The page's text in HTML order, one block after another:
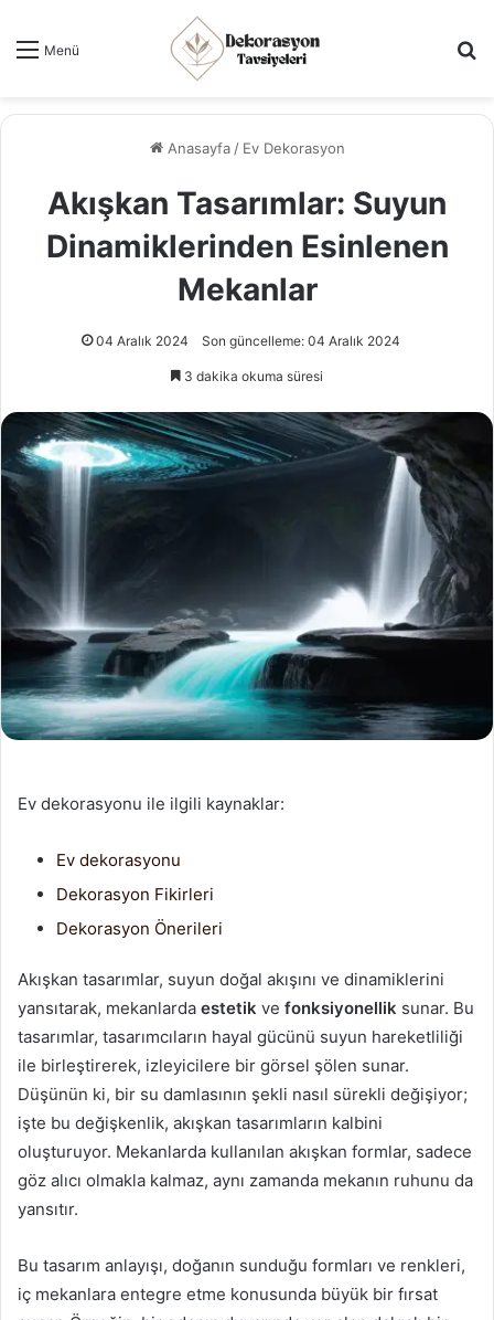
Menü
Anasayfa / Ev Dekorasyon
Akışkan Tasarımlar: Suyun
Dinamiklerinden Esinlenen
Mekanlar
04 Aralık 2024 Son güncelleme: 04 Aralık 2024
3 dakika okuma süresi
Ev dekorasyonu ile ilgili kaynaklar:
Ev dekorasyonu
Dekorasyon Fikirleri
Dekorasyon Önerileri
Akışkan tasarımlar, suyun doğal akışını ve dinamiklerini
yansıtarak, mekanlarda estetik ve fonksiyonellik sunar. Bu
tasarımlar, tasarımcıların hayal gücünü suyun hareketliliği
ile birleştirerek, izleyicilere bir görsel şölen sunar.
Düşünün ki, bir su damlasının şekli nasıl sürekli değişiyor;
işte bu değişkenlik, akışkan tasarımların kalbini
oluşturuyor. Mekanlarda kullanılan akışkan formlar, sadece
göz alıcı olmakla kalmaz, aynı zamanda mekanın ruhunu da
yansıtır.
Bu tasarım anlayışı, doğanın sunduğu formları ve renkleri,
iç mekanlara entegre etme konusunda büyük bir fırsat